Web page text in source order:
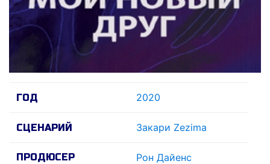
ГОД 2020
СЦЕНАРИЙ Закари Zezima
ПРОДЮСЕР Рон Дайенс